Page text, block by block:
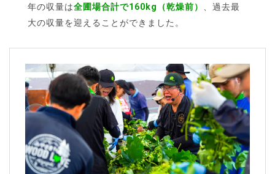
年の収量は全圃場合計で160kg（乾燥前）
、過去最
大の収量を迎えることができました。